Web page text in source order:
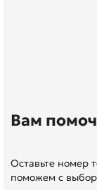
Вам
Оставьте номер
поможем с